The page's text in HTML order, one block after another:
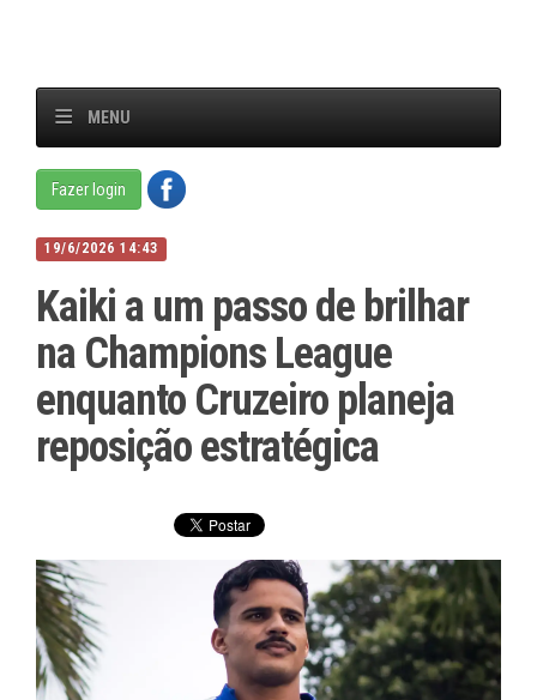
MENU
Fazer login
19/6/2026 14:43
Kaiki a um passo de brilhar
na Champions League
enquanto Cruzeiro planeja
reposição estratégica